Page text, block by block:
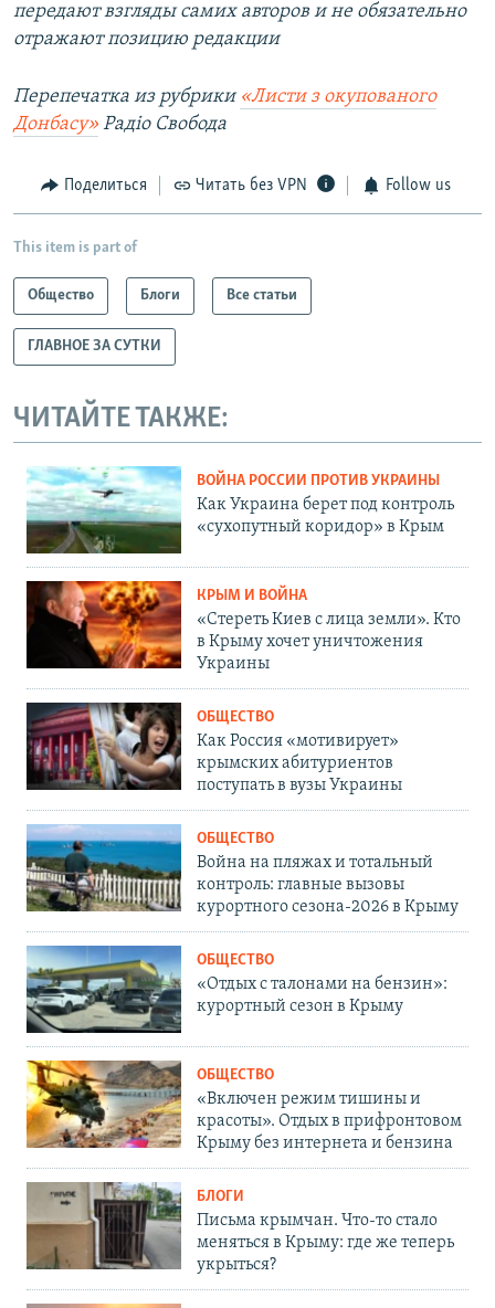
передают взгляды самих авторов и не обязательно
отражают позицию редакции
Перепечатка из рубрики «Листи з окупованого
Донбасу» Радіо Свобода
Поделиться Читать без VPN Follow us
This item is part of
Общество Блоги Все статьи
ГЛАВНОЕ ЗА СУТКИ
ЧИТАЙТЕ ТАКЖЕ:
ВОЙНА РОССИИ ПРОТИВ УКРАИНЫ
Как Украина берет под контроль
«сухопутный коридор» в Крым
КРЫМ И ВОЙНА
«Стереть Киев с лица земли». Кто
в Крыму хочет уничтожения
Украины
ОБЩЕСТВО
Как Россия «мотивирует»
крымских абитуриентов
поступать в вузы Украины
ОБЩЕСТВО
Война на пляжах и тотальный
контроль: главные вызовы
курортного сезона-2026 в Крыму
ОБЩЕСТВО
«Отдых с талонами на бензин»:
курортный сезон в Крыму
ОБЩЕСТВО
«Включен режим тишины и
красоты». Отдых в прифронтовом
Крыму без интернета и бензина
БЛОГИ
Письма крымчан. Что-то стало
меняться в Крыму: где же теперь
укрыться?